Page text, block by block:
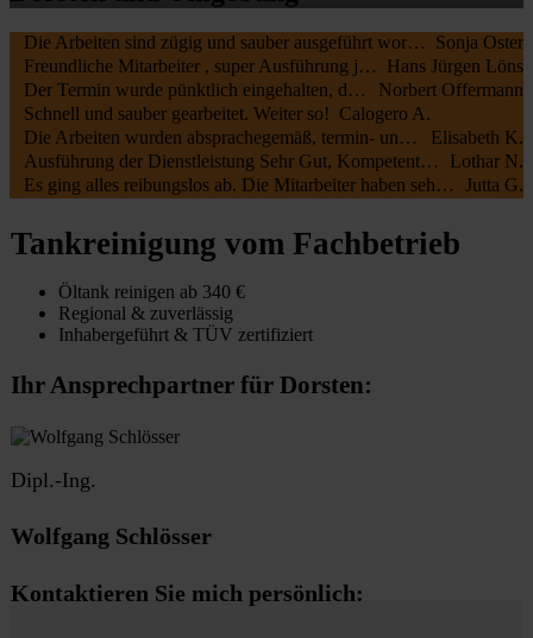
Sonja Oster
Die Arbeiten sind zügig und sauber ausgeführt worden, wir waren sehr zufrieden. Die MA waren freundlich , nochmal ein Danke schön an die beiden.
Hans Jürgen Löns
Freundliche Mitarbeiter , super Ausführung jederzeit zu empfehlen
Norbert Offermann
Der Termin wurde pünktlich eingehalten, die Mitarbeiter waren kundenfreundlich und haben alles gut erledigt. Die Rechnung entsprach dem Auftrag.
Calogero A.
Schnell und sauber gearbeitet. Weiter so!
Elisabeth K.
Die Arbeiten wurden absprachegemäß, termin- und fachgerecht zu unserer vollsten Zufriedenheit durchgeführt. Sehr freundliche Kommunikation sowohl mit Öltank24 als auch mit der Fa. Botec
Lothar N.
Ausführung der Dienstleistung Sehr Gut, Kompetente Mitarbeiter, Sehr Freundliches Personal
Jutta G.
Es ging alles reibungslos ab. Die Mitarbeiter haben sehr schnell und sauber gearbeitet.
Tankreinigung vom Fachbetrieb
Öltank reinigen ab 340 €
Regional & zuverlässig
Inhabergeführt & TÜV zertifiziert
Ihr Ansprechpartner für Dorsten:
Dipl.-Ing.
Wolfgang Schlösser
Kontaktieren Sie mich persönlich: